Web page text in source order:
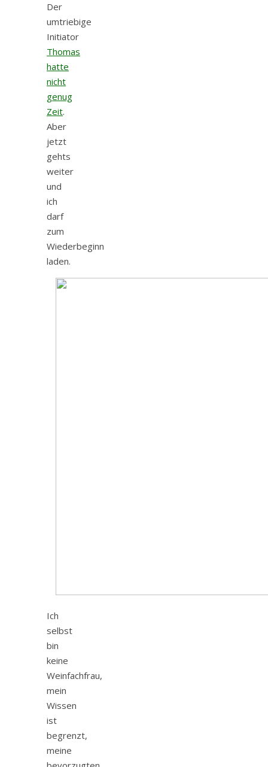
Der
umtriebige
Initiator
Thomas
hatte
nicht
genug
Zeit.
Aber
jetzt
gehts
weiter
und
ich
darf
zum
Wiederbeginn
laden.
Ich
selbst
bin
keine
Weinfachfrau,
mein
Wissen
ist
begrenzt,
meine